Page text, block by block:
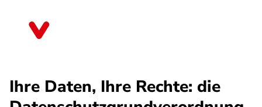
Ihre Daten, Ihre Rechte: die